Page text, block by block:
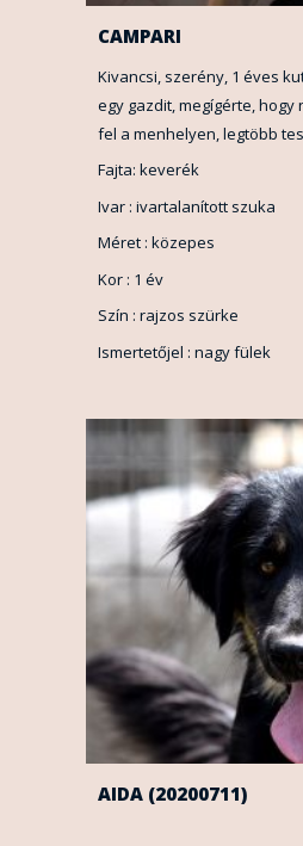
CAMPARI
Kivancsi, szerény, 1 éves
egy gazdit, megígérte,
fel a menhelyen, legtöbb
Fajta: keverék
Ivar : ivartalanított szuka
Méret : közepes
Kor : 1 év
Szín : rajzos szürke
Ismertetőjel : nagy fülek
AIDA (20200711)